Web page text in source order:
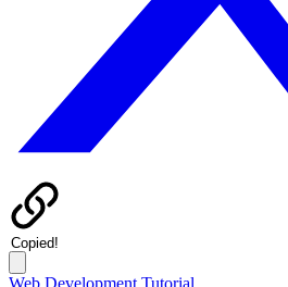
Copied!
Web Development Tutorial